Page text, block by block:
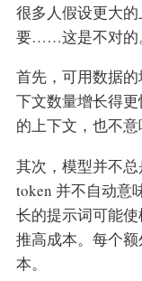
很多人假设更大
要……这是不对的
首先，可用数据
下文数量增长得
的上下文，也不意
其次，模型并不
token 并不自动意
长的提示词可能
推高成本。每个
本。